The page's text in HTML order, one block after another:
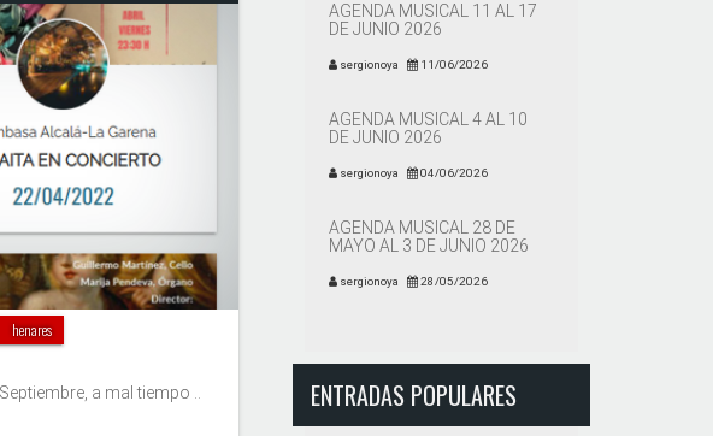
henares
a mal tiempo ..
AGENDA MUSICAL 11 AL 17
DE JUNIO 2026
sergionoya 11/06/2026
AGENDA MUSICAL 4 AL 10
DE JUNIO 2026
sergionoya 04/06/2026
AGENDA MUSICAL 28 DE
MAYO AL 3 DE JUNIO 2026
sergionoya 28/05/2026
ENTRADAS POPULARES